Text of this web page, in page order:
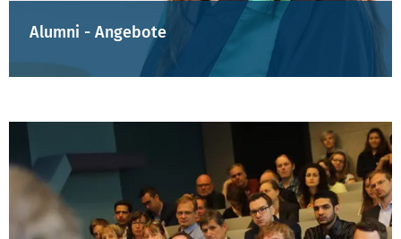
Alumni - Angebote